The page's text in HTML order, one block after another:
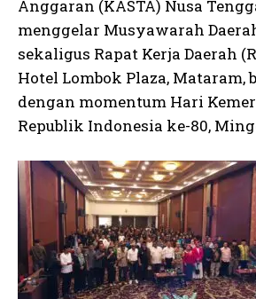
Anggaran (KASTA) Nusa
menggelar Musyawarah
sekaligus Rapat Kerja Daerah
Hotel Lombok Plaza, Mataram,
dengan momentum Hari
Republik Indonesia ke-80,